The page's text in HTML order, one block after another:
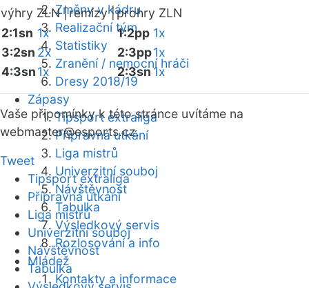
Změny v kádru
Realizační tým
Statistiky
Zranění / nemocní hráči
Dresy 2018/19
Zápasy
Tipsport extraliga
Přípravná utkání
Liga mistrů
Univerzitní souboj
Návštěvnost
Tabulka
Výsledkový servis
Rozlosování a info
Mládež
Kontakty a informace
výhry ZLN |remízy |prohry ZLN
2:1sn 1x
3:2sn 2x
4:3sn1x
1:2pp 1x
2:3pp1x
2:3sn1x
Vaše připomínky k této stránce uvítáme na
webmaster@esports.cz.
Tweet
Tipsport extraliga
Přípravná utkání
Liga mistrů
Univerzitní souboj
Návštěvnost
Tabulka